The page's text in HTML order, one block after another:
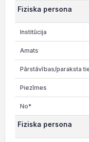
Fiziska persona
Fiziska persona